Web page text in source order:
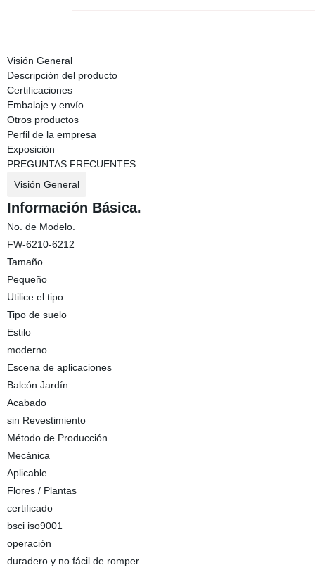
Visión General
Descripción del producto
Certificaciones
Embalaje y envío
Otros productos
Perfil de la empresa
Exposición
PREGUNTAS FRECUENTES
Visión General
Información Básica.
No. de Modelo.
FW-6210-6212
Tamaño
Pequeño
Utilice el tipo
Tipo de suelo
Estilo
moderno
Escena de aplicaciones
Balcón Jardín
Acabado
sin Revestimiento
Método de Producción
Mecánica
Aplicable
Flores / Plantas
certificado
bsci iso9001
operación
duradero y no fácil de romper